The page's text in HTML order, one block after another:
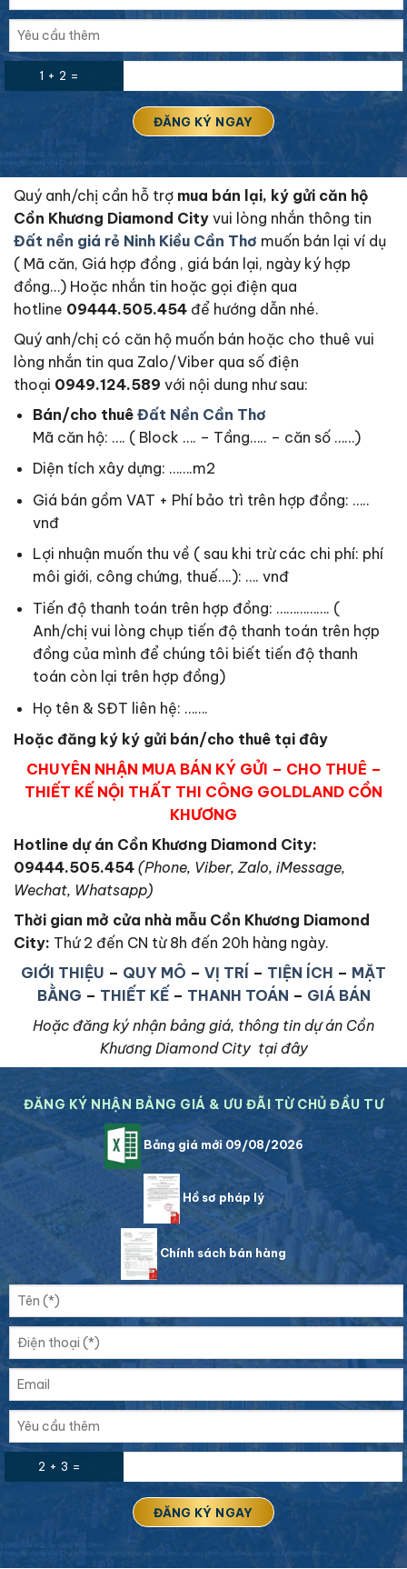
1 + 2 =
Quý anh/chị cần hỗ trợ mua bán lại, ký gửi căn hộ
Cồn Khương Diamond City vui lòng nhắn thông tin
Đất nền giá rẻ Ninh Kiều Cần Thơ muốn bán lại ví dụ
( Mã căn, Giá hợp đồng , giá bán lại, ngày ký hợp
đồng…) Hoặc nhắn tin hoặc gọi điện qua
hotline 09444.505.454 để hướng dẫn nhé.
Quý anh/chị có căn hộ muốn bán hoặc cho thuê vui
lòng nhắn tin qua Zalo/Viber qua số điện
thoại 0949.124.589 với nội dung như sau:
Bán/cho thuê Đất Nền Cần Thơ
Mã căn hộ: …. ( Block …. – Tầng….. – căn số ……)
Diện tích xây dựng: …….m2
Giá bán gồm VAT + Phí bảo trì trên hợp đồng: …..
vnđ
Lợi nhuận muốn thu về ( sau khi trừ các chi phí: phí
môi giới, công chứng, thuế….): …. vnđ
Tiến độ thanh toán trên hợp đồng: ……………. (
Anh/chị vui lòng chụp tiến độ thanh toán trên hợp
đồng của mình để chúng tôi biết tiến độ thanh
toán còn lại trên hợp đồng)
Họ tên & SĐT liên hệ: …….
Hoặc đăng ký ký gửi bán/cho thuê tại đây
CHUYÊN NHẬN MUA BÁN KÝ GỬI – CHO THUÊ –
THIẾT KẾ NỘI THẤT THI CÔNG GOLDLAND CỒN
KHƯƠNG
Hotline dự án Cồn Khương Diamond City:
09444.505.454 (Phone, Viber, Zalo, iMessage,
Wechat, Whatsapp)
Thời gian mở cửa nhà mẫu Cồn Khương Diamond
City: Thứ 2 đến CN từ 8h đến 20h hàng ngày.
GIỚI THIỆU – QUY MÔ – VỊ TRÍ – TIỆN ÍCH – MẶT
BẰNG – THIẾT KẾ– THANH TOÁN – GIÁ BÁN
Hoặc đăng ký nhận bảng giá, thông tin dự án Cồn
Khương Diamond City tại đây
ĐĂNG KÝ NHẬN BẢNG GIÁ & ƯU ĐÃI TỪ CHỦ ĐẦU TƯ
Bảng giá mới 09/08/2026
Hồ sơ pháp lý
Chính sách bán hàng
2 + 3 =